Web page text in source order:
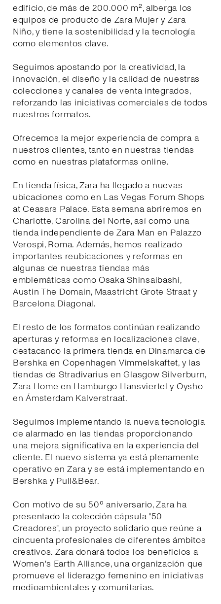
edificio, de más de 200.000 m², alberga los
equipos de producto de Zara Mujer y Zara
Niño, y tiene la sostenibilidad y la tecnología
como elementos clave.
Seguimos apostando por la creatividad, la
innovación, el diseño y la calidad de nuestras
colecciones y canales de venta integrados,
reforzando las iniciativas comerciales de todos
nuestros formatos.
Ofrecemos la mejor experiencia de compra a
nuestros clientes, tanto en nuestras tiendas
como en nuestras plataformas online.
En tienda física, Zara ha llegado a nuevas
ubicaciones como en Las Vegas Forum Shops
at Ceasars Palace. Esta semana abriremos en
Charlotte, Carolina del Norte, así como una
tienda independiente de Zara Man en Palazzo
Verospi, Roma. Además, hemos realizado
importantes reubicaciones y reformas en
algunas de nuestras tiendas más
emblemáticas como Osaka Shinsaibashi,
Austin The Domain, Maastricht Grote Straat y
Barcelona Diagonal.
El resto de los formatos continúan realizando
aperturas y reformas en localizaciones clave,
destacando la primera tienda en Dinamarca de
Bershka en Copenhagen Vimmelskaftet, y las
tiendas de Stradivarius en Glasgow Silverburn,
Zara Home en Hamburgo Hansviertel y Oysho
en Ámsterdam Kalverstraat.
Seguimos implementando la nueva tecnología
de alarmado en las tiendas proporcionando
una mejora significativa en la experiencia del
cliente. El nuevo sistema ya está plenamente
operativo en Zara y se está implementando en
Bershka y Pull&Bear.
Con motivo de su 50º aniversario, Zara ha
presentado la colección cápsula "50
Creadores", un proyecto solidario que reúne a
cincuenta profesionales de diferentes ámbitos
creativos. Zara donará todos los beneficios a
Women's Earth Alliance, una organización que
promueve el liderazgo femenino en iniciativas
medioambientales y comunitarias.